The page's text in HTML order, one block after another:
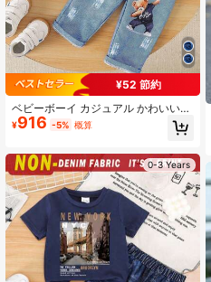
¥52 節約
ベビーボーイ カジュアル かわいい
快適 ベア柄 半袖トップス とプリン
トパンツ セット、夏用 軽量
¥916 -5% 概算
0-3 Years